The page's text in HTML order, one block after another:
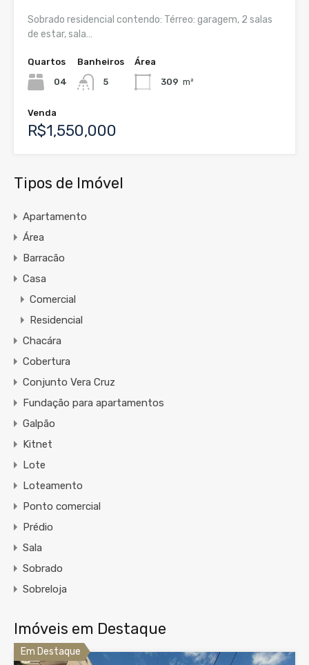
Sobrado residencial contendo: Térreo: garagem, 2 salas
de estar, sala…
Quartos
04
Banheiros
5
Área
309 m²
Venda
R$1,550,000
Tipos de Imóvel
Apartamento
Área
Barracão
Casa
Comercial
Residencial
Chacára
Cobertura
Conjunto Vera Cruz
Fundação para apartamentos
Galpão
Kitnet
Lote
Loteamento
Ponto comercial
Prédio
Sala
Sobrado
Sobreloja
Imóveis em Destaque
Em Destaque